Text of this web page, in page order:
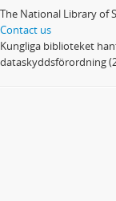
The National Library of
Contact us
Kungliga biblioteket
dataskyddsförordning